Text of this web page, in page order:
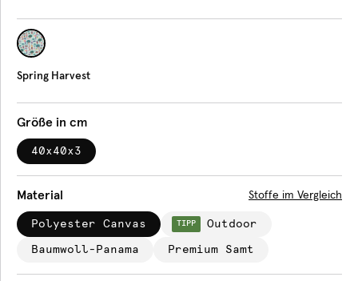
Spring Harvest
Größe in cm
40x40x3
Material Stoffe im Vergleich
Polyester Canvas TIPP Outdoor
Baumwoll-Panama Premium Samt